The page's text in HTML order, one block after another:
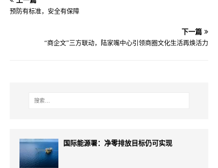
预防有标准，安全有保障
下一篇
“商企文”三方联动，陆家嘴中心引领商圈文化生活再焕活力
国际能源署：净零排放目标仍可实现